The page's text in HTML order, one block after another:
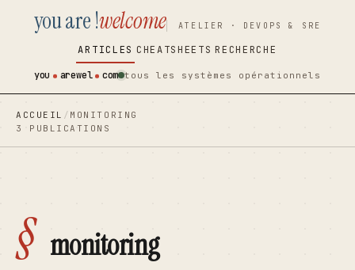
contenu
principal
contenu
principal
you are !welcome ATELIER · DEVOPS & SRE
ARTICLES CHEATSHEETS RECHERCHE
you
arewel com tous les systèmes opérationnels
ACCUEIL / MONITORING
3 PUBLICATIONS
§ monitoring